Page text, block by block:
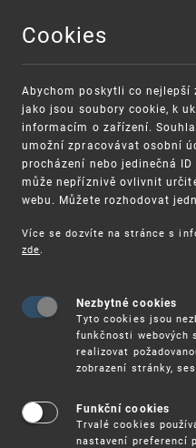
VAROVÁNÍ
Finanční podpora
Vynálezy /
Cookies
Abychom poskytli co nejlepší
jako jsou soubory cookie, k
informacím o zařízení.
umožní zpracovávat osobní
procházení nebo jedinečná
může nepříznivě ovlivnit
webu. Můžete rozhodovat
Více se dozvíte na stránce s
zde.
Nezbytné cookies
Tyto cookies jsou
funkčnosti webových
realizovat
zobrazení stránky,
Funkční cookies
Trvalé cookies
nastavení preferencí